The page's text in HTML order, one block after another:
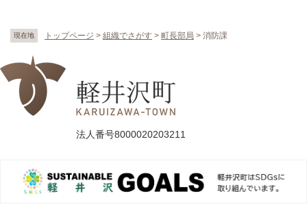
現在地 トップページ > 組織でさがす > 町長部局 > 消防課
法人番号8000020203211